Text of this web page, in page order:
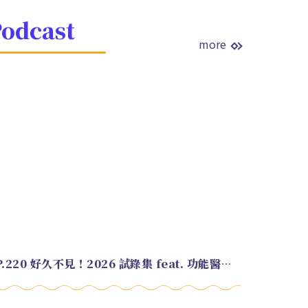
more
EP.220 好久不見！2026 試錄集 feat. 功能醫學營養師 美寶